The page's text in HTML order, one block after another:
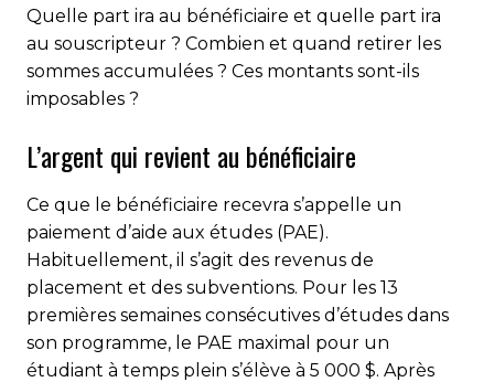
Quelle part ira au bénéficiaire et quelle part ira
au souscripteur ? Combien et quand retirer les
sommes accumulées ? Ces montants sont-ils
imposables ?
L’argent qui revient au bénéficiaire
Ce que le bénéficiaire recevra s’appelle un
paiement d’aide aux études (PAE).
Habituellement, il s’agit des revenus de
placement et des subventions. Pour les 13
premières semaines consécutives d’études dans
son programme, le PAE maximal pour un
étudiant à temps plein s’élève à 5 000 $. Après